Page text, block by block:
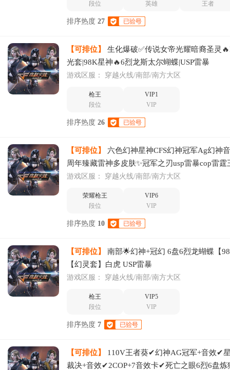
段位
英雄
王者
排序热度 27
【可排位】
生化爆破✅传说女帝光耀暗裔圣灵
光套|98K星神🔥6烈龙斯太尔蝴蝶|USP雷暴
游戏区服： 穿越火线/南部/南方大区
枪王
段位
VIP1
VIP
排序热度 26
【可排位】
六色幻神星神CFS幻神冠军Ag幻神
周年臻藏雷神多皮肤✨冠军之刃usp雷暴cop雷霆
游戏区服： 穿越火线/南部/南方大区
荣耀枪王
段位
VIP6
VIP
排序热度 10
【可排位】
南部🌟幻神+冠幻 6盘6烈龙蝴蝶【
【幻灵套】白虎 USP雷暴
游戏区服： 穿越火线/南部/南方大区
枪王
段位
VIP5
VIP
排序热度 7
【可排位】
110V王者葵✔幻神AG冠军+音效✔
裁决+音效✔2COP+7音效卡✔死亡之眼6烈6盘炼